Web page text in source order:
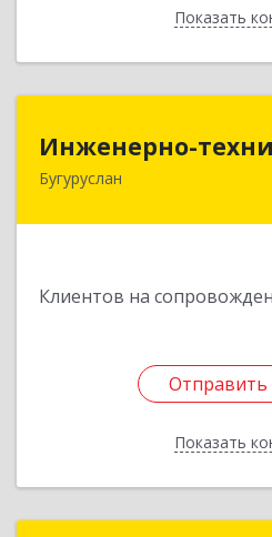
ПоказатьНазад
Инженерно-
Бугуруслан
Клиентов на
Отправить
Показать
Инженерно-
461633,
Отправить
Назад